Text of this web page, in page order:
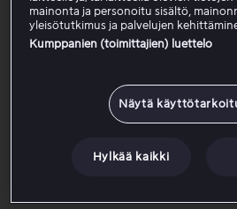
kumppanitilauksesi.
Valitsesähköpostiosoite,
– Jos sinulla on jo Viaplay-tili,
Jos olemassa olevaan
kumppanitilaus, näet
liittää Viaplay-tilisi uuteen
mainonta ja personoitu sisältö,
yleisötutkimus ja palvelujen
Kumppanien (toimittajien) luettelo
Näytä
Hylkää kaikki